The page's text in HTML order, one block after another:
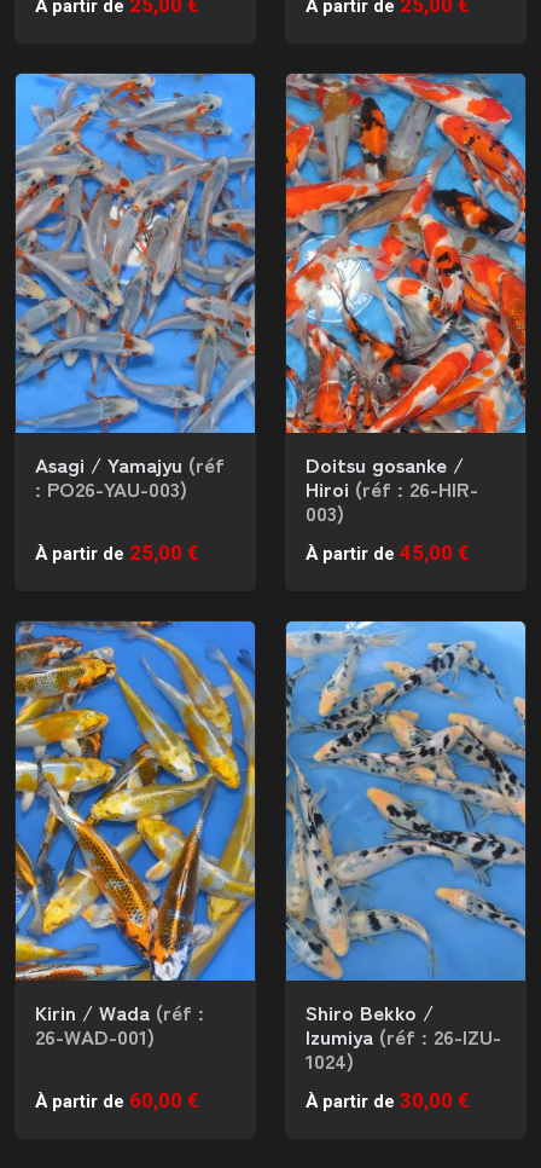
À partir de À partir de
Asagi / Yamajyu (réf
: PO26-YAU-003)
À partir de 25,00 €
Doitsu gosanke /
Hiroi (réf : 26-HIR-
003)
À partir de 45,00 €
Kirin / Wada (réf :
26-WAD-001)
À partir de 60,00 €
Shiro Bekko /
Izumiya (réf : 26-IZU-
1024)
À partir de 30,00 €